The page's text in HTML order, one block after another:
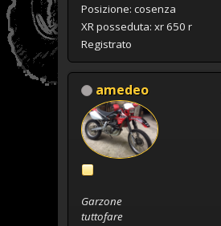
Posizione: cosenza
XR posseduta: xr 650 r
Registrato
amedeo
Garzone
tuttofare